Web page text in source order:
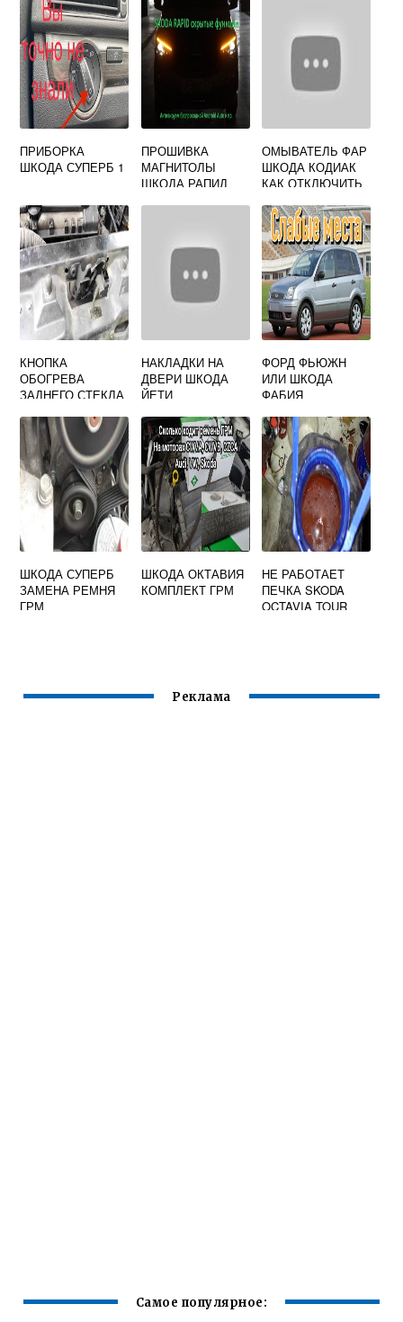
ПРИБОРКА
ШКОДА СУПЕРБ 1
ПРОШИВКА
МАГНИТОЛЫ
ШКОДА РАПИД
ОМЫВАТЕЛЬ ФАР
ШКОДА КОДИАК
КАК ОТКЛЮЧИТЬ
КНОПКА
ОБОГРЕВА
ЗАДНЕГО СТЕКЛА
ТУР
НАКЛАДКИ НА
ДВЕРИ ШКОДА
ЙЕТИ
ФОРД ФЬЮЖН
ИЛИ ШКОДА
ФАБИЯ
ШКОДА СУПЕРБ
ЗАМЕНА РЕМНЯ
ГРМ
ШКОДА ОКТАВИЯ
КОМПЛЕКТ ГРМ
НЕ РАБОТАЕТ
ПЕЧКА SKODA
OCTAVIA TOUR
Реклама
Самое популярное: